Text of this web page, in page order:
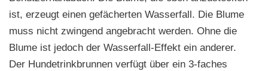
ist, erzeugt einen gefächerten Wasserfall. Die Blume
muss nicht zwingend angebracht werden. Ohne die
Blume ist jedoch der Wasserfall-Effekt ein anderer.
Der Hundetrinkbrunnen verfügt über ein 3-faches